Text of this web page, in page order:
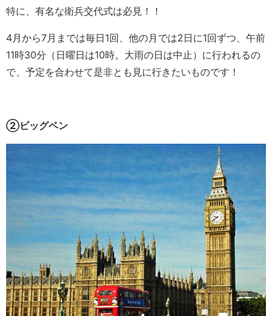
特に、有名な衛兵交代式は必見！！
4月から7月までは毎日1回、他の月では2日に1回ずつ、午前
11時30分（日曜日は10時。大雨の日は中止）に行われるの
で、予定を合わせて是非とも見に行きたいものです！
②ビッグベン